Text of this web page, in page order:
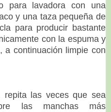
para lavadora con una
y una taza pequeña de
para producir bastante
con la espuma y
a continuación limpie con
repita las veces que sea
las manchas más